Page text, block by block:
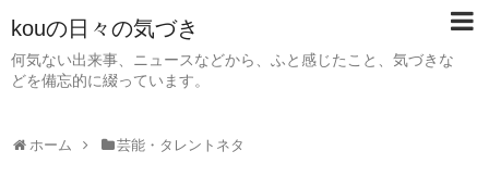
kouの日々の気づき
何気ない出来事、ニュースなどから、ふと感じたこと、気づきな
どを備忘的に綴っています。
ホーム 芸能・タレントネタ